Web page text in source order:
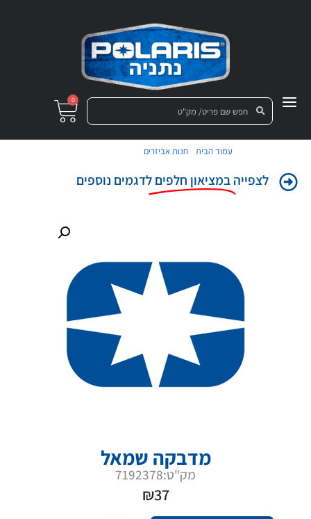
0
עמוד הבית חנות אביזרים
לצפייהבמציאון חלפים לדגמים נוספים
מדבקה שמאל
מק"ט:7192378
₪37